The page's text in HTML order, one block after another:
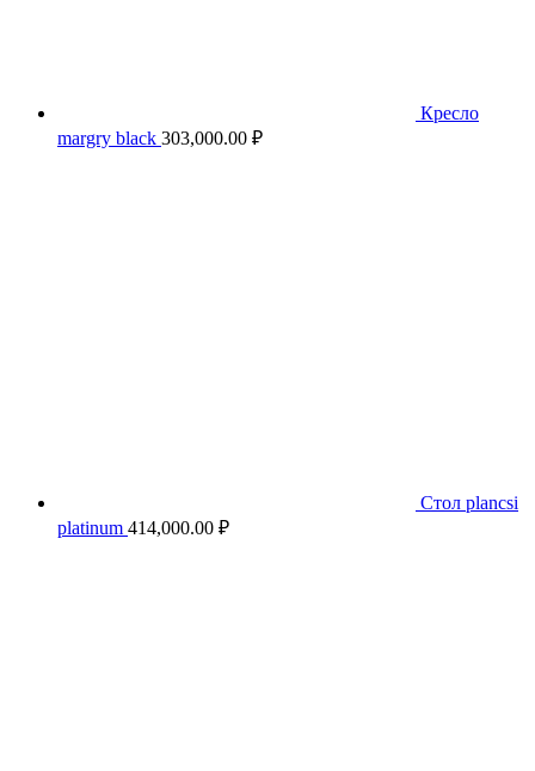
Кресло
margry black 303,000.00 ₽
Стол plancsi
platinum 414,000.00 ₽